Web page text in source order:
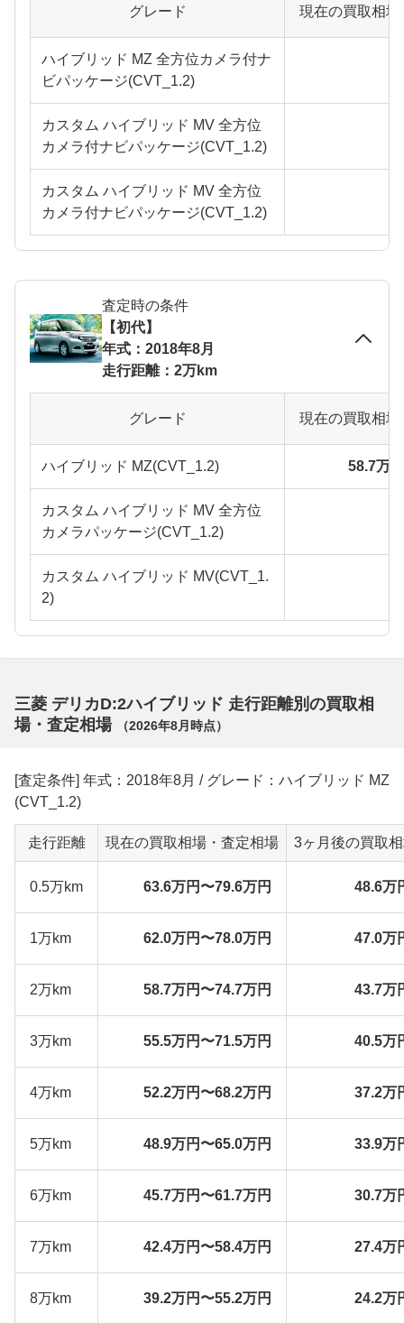
グレード 現在の買取相
ハイブリッド MZ 全方位カメラ付ナ
ビパッケージ(CVT_1.2)
カスタム ハイブリッド MV 全方位
カメラ付ナビパッケージ(CVT_1.2)
カスタム ハイブリッド MV 全方位
カメラ付ナビパッケージ(CVT_1.2)
査定時の条件
【初代】
年式：2018年8月
走行距離：2万km
グレード 現在の買取相
ハイブリッド MZ(CVT_1.2) 58.7万
カスタム ハイブリッド MV 全方位
カメラパッケージ(CVT_1.2)
カスタム ハイブリッド MV(CVT_1.
2)
三菱 デリカD:2ハイブリッド 走行距離別の買取相
場・査定相場
（2026年8月 時点）
[査定条件] 年式：2018年8月 / グレード：ハイブリッド MZ
(CVT_1.2)
走行距離 現在の買取相場・査定相場 3ヶ月後の買取
0.5万km 63.6万円〜79.6万円 48.6万
1万km 62.0万円〜78.0万円 47.0万
2万km 58.7万円〜74.7万円 43.7万
3万km 55.5万円〜71.5万円 40.5万
4万km 52.2万円〜68.2万円 37.2万
5万km 48.9万円〜65.0万円 33.9万
6万km 45.7万円〜61.7万円 30.7万
7万km 42.4万円〜58.4万円 27.4万
8万km 39.2万円〜55.2万円 24.2万